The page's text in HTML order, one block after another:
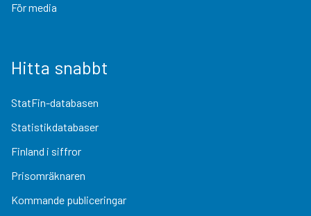
För media
Hitta snabbt
StatFin-databasen
Statistikdatabaser
Finland i siffror
Prisomräknaren
Kommande publiceringar